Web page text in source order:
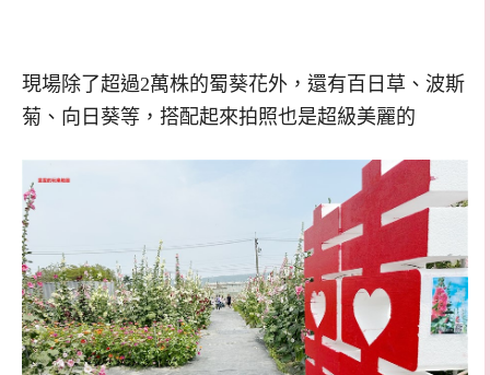
現場除了超過2萬株的蜀葵花外，還有百日草、波斯
菊、向日葵等，搭配起來拍照也是超級美麗的